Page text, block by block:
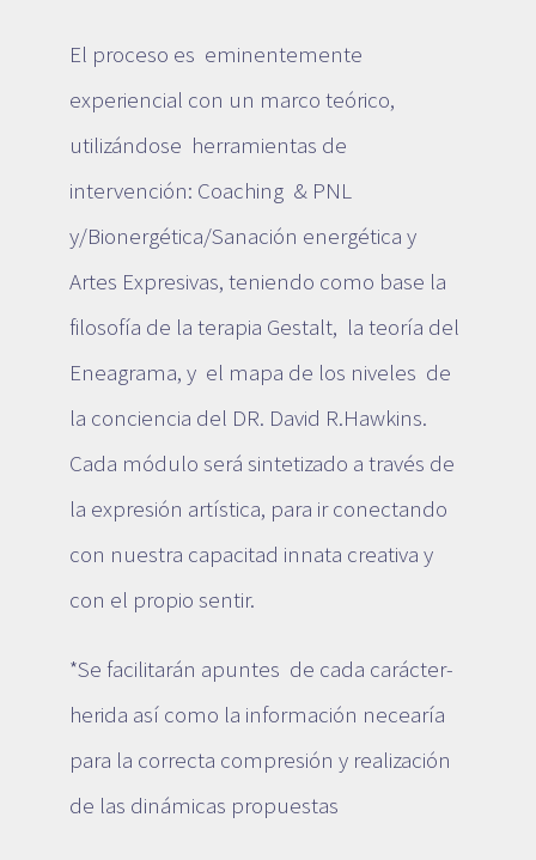
El proceso es eminentemente
experiencial con un marco teórico,
utilizándose herramientas de
intervención: Coaching & PNL
y/Bionergética/Sanación energética y
Artes Expresivas, teniendo como base la
filosofía de la terapia Gestalt, la teoría del
Eneagrama, y el mapa de los niveles de
la conciencia del DR. David R.Hawkins.
Cada módulo será sintetizado a través de
la expresión artística, para ir conectando
con nuestra capacitad innata creativa y
con el propio sentir.
*Se facilitarán apuntes de cada carácter-
herida así como la información necearía
para la correcta compresión y realización
de las dinámicas propuestas